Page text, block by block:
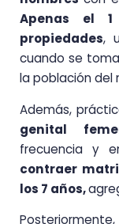
Apenas el
propiedades,
cuando se
la población del
Además,
genital
frecuencia y
contraer
los 7 años,